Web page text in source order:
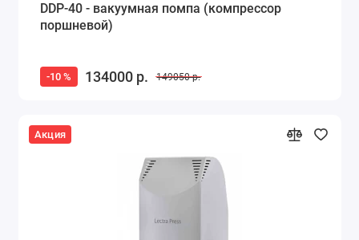
DDP-40 - вакуумная помпа (компрессор
поршневой)
-10 % 134000 р. 149050 р.
Акция